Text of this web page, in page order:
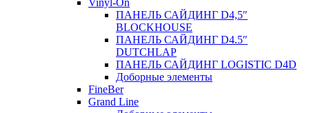
ПАНЕЛЬ САЙДИНГ D4,5″
BLOCKHOUSE
ПАНЕЛЬ САЙДИНГ D4.5″
DUTCHLAP
ПАНЕЛЬ САЙДИНГ LOGISTIC D4D
Доборные элементы
FineBer
Grand Line